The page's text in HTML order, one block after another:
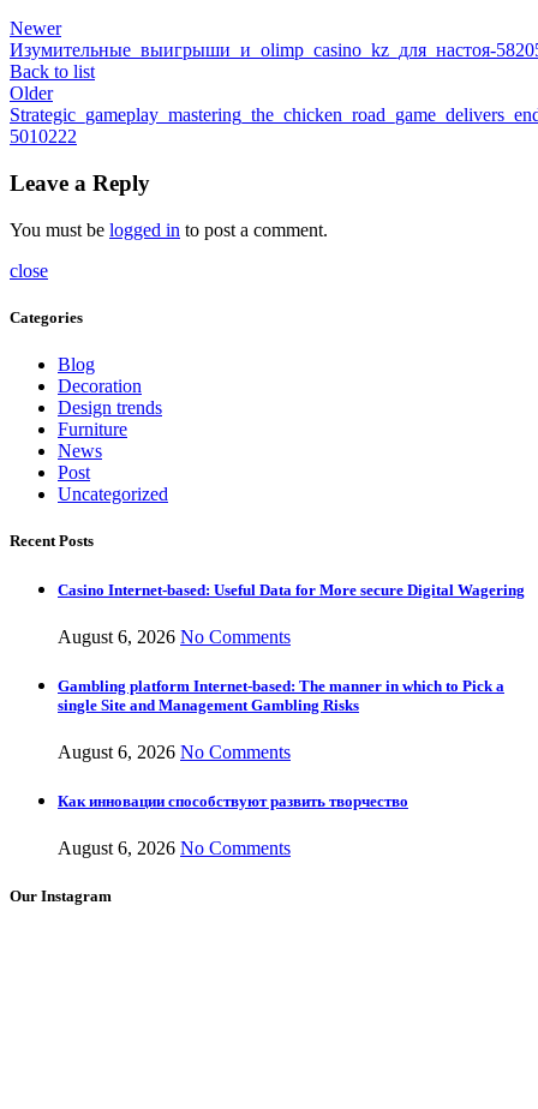
Newer
Изумительные_выигрыши_и_olimp_casino_kz_для_настоя-
Back to list
Older
5010222
Leave a Reply
You must be logged in to post a comment.
close
Categories
Blog
Decoration
Design trends
Furniture
News
Post
Uncategorized
Recent Posts
Casino Internet-based: Useful Data for More secure Digital Wagering
August 6, 2026 No Comments
Gambling platform Internet-based: The manner in which to Pick a
single Site and Management Gambling Risks
August 6, 2026 No Comments
Как инновации способствуют развить творчество
August 6, 2026 No Comments
Our Instagram